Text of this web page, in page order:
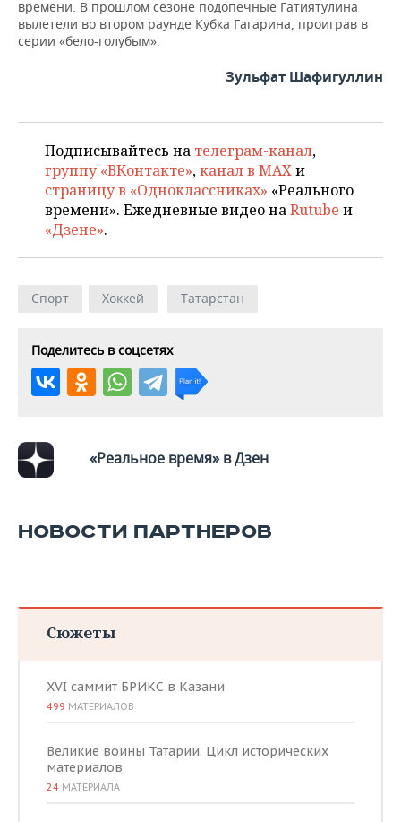
времени. В прошлом сезоне подопечные Гатиятулина
вылетели во втором раунде Кубка Гагарина, проиграв в
серии «бело-голубым».
Зульфат Шафигуллин
Подписывайтесь на телеграм-канал,
группу «ВКонтакте»,канал в MAXи
страницу в «Одноклассниках» «Реального
времени». Ежедневные видео наRutube и
«Дзене».
Спорт Хоккей Татарстан
Поделитесь в соцсетях
«Реальное время» в Дзен
НОВОСТИ ПАРТНЕРОВ
Сюжеты
XVI саммит БРИКС в Казани
499 МАТЕРИАЛОВ
Великие воины Татарии. Цикл исторических
материалов
24 МАТЕРИАЛА